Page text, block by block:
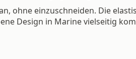
ohne einzuschneiden. Die
Design in Marine vielseitig